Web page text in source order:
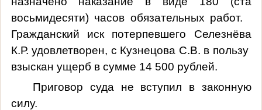
восьмидесяти) часов обязательных работ.
Гражданский иск потерпевшего Селезнёва
К.Р. удовлетворен, с Кузнецова С.В. в пользу
взыскан ущерб в сумме 14 500 рублей.
Приговор суда не вступил в законную
силу.